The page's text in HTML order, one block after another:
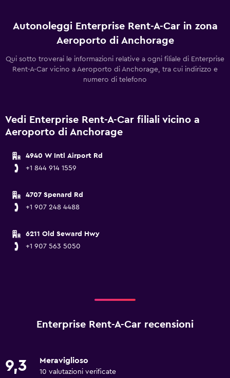
Autonoleggi Enterprise Rent-A-Car in zona
Aeroporto di Anchorage
Qui sotto troverai le informazioni relative a ogni filiale di Enterprise
Rent-A-Car vicino a Aeroporto di Anchorage, tra cui indirizzo e
numero di telefono
Vedi Enterprise Rent-A-Car filiali vicino a
Aeroporto di Anchorage
4940 W Intl Airport Rd
+1 844 914 1559
4707 Spenard Rd
+1 907 248 4488
6211 Old Seward Hwy
+1 907 563 5050
Enterprise Rent-A-Car recensioni
9,3 Meraviglioso
10 valutazioni verificate